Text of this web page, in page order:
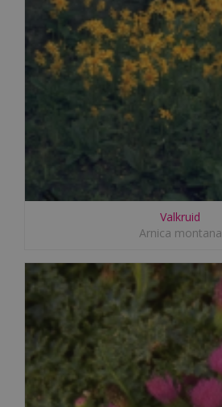
Valkruid
Arnica montana